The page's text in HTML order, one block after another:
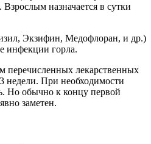
назначается в сутки
Экзифин, Медофлоран, и др.)
инфекции горла.
перечисленных лекарственных
недели. При необходимости
Но обычно к концу первой
заметен.